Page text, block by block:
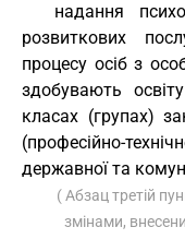
надання
розвиткових
процесу осіб з
здобувають
класах (групах)
(професійно-
державної та
( Абзац третій
змінами,